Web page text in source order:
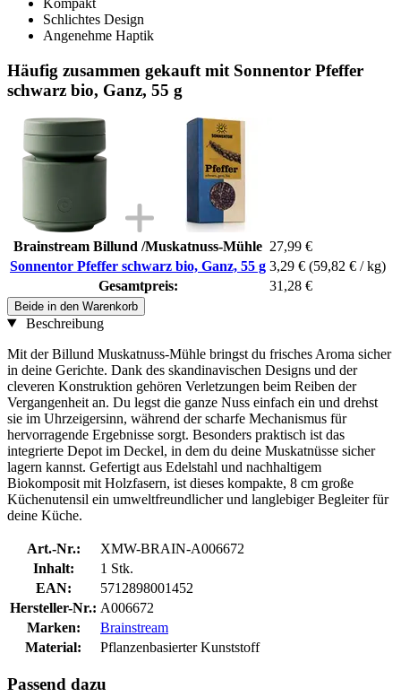
Kompakt
Schlichtes Design
Angenehme Haptik
Häufig zusammen gekauft mit Sonnentor Pfeffer
schwarz bio, Ganz, 55 g
Brainstream Billund /Muskatnuss-Mühle 27,99 €
Sonnentor Pfeffer schwarz bio, Ganz, 55 g 3,29 € (59,82 € / kg)
Gesamtpreis:
31,28 €
Beide in den Warenkorb
Beschreibung
Mit der Billund Muskatnuss-Mühle bringst du frisches Aroma sicher
in deine Gerichte. Dank des skandinavischen Designs und der
cleveren Konstruktion gehören Verletzungen beim Reiben der
Vergangenheit an. Du legst die ganze Nuss einfach ein und drehst
sie im Uhrzeigersinn, während der scharfe Mechanismus für
hervorragende Ergebnisse sorgt. Besonders praktisch ist das
integrierte Depot im Deckel, in dem du deine Muskatnüsse sicher
lagern kannst. Gefertigt aus Edelstahl und nachhaltigem
Biokomposit mit Holzfasern, ist dieses kompakte, 8 cm große
Küchenutensil ein umweltfreundlicher und langlebiger Begleiter für
deine Küche.
Art.-Nr.:
XMW-BRAIN-A006672
Inhalt:
1 Stk.
EAN:
5712898001452
Hersteller-Nr.: A006672
Marken:
Brainstream
Material:
Pflanzenbasierter Kunststoff
Passend dazu